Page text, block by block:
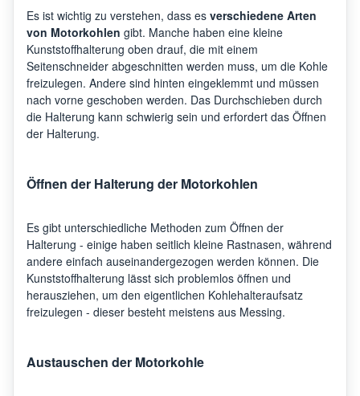
Es ist wichtig zu verstehen, dass es verschiedene Arten
von Motorkohlen gibt. Manche haben eine kleine
Kunststoffhalterung oben drauf, die mit einem
Seitenschneider abgeschnitten werden muss, um die Kohle
freizulegen. Andere sind hinten eingeklemmt und müssen
nach vorne geschoben werden. Das Durchschieben durch
die Halterung kann schwierig sein und erfordert das Öffnen
der Halterung.
Öffnen der Halterung der Motorkohlen
Es gibt unterschiedliche Methoden zum Öffnen der
Halterung - einige haben seitlich kleine Rastnasen, während
andere einfach auseinandergezogen werden können. Die
Kunststoffhalterung lässt sich problemlos öffnen und
herausziehen, um den eigentlichen Kohlehalteraufsatz
freizulegen - dieser besteht meistens aus Messing.
Austauschen der Motorkohle